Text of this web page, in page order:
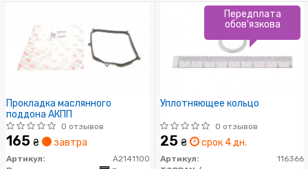
Прокладка маслянного
поддона АКПП
0 отзывов
165 ₴ завтра
Артикул:
A2141100
Уплотняющее кольцо
0 отзывов
25 ₴ срок 4 дн.
Артикул:
116366
Передплата
обов'язкова